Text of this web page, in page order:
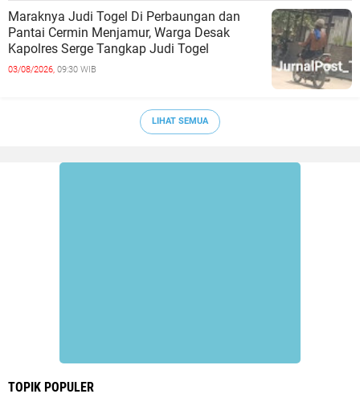
Maraknya Judi Togel Di Perbaungan dan
Pantai Cermin Menjamur, Warga Desak
Kapolres Serge Tangkap Judi Togel
03/08/2026, 09:30 WIB
LIHAT SEMUA
TOPIK POPULER